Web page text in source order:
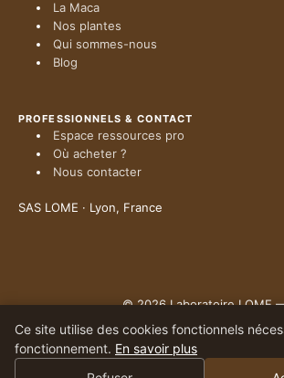
La Maca
Nos plantes
Qui sommes-nous
Blog
PROFESSIONNELS & CONTACT
Espace ressources pro
Où acheter ?
Nous contacter
SAS LOME · Lyon, France
© 2026 Laboratoire LOME
Mentions légales
RGPD ·
Les compléments alimentaires ne se substituent pas à
équilibrée ni à un mode de vie sain. Tenir hors de
Ce site utilise des cookies fonctionnels
fonctionnement. En savoir plus